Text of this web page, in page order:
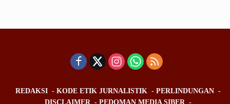
REDAKSI KODE ETIK JURNALISTIK
PERLINDUNGAN
DISCLAIMER
PEDOMAN MEDIA SIBER